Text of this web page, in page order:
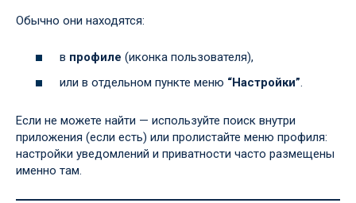
Обычно они находятся:
в профиле (иконка пользователя),
или в отдельном пункте меню “Настройки”.
Если не можете найти — используйте поиск внутри
приложения (если есть) или пролистайте меню профиля:
настройки уведомлений и приватности часто размещены
именно там.